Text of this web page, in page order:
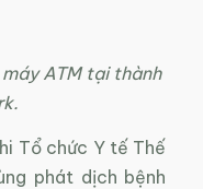
ATM tạithành
Tổ chức Y tế Thế
phát dịch bệnh